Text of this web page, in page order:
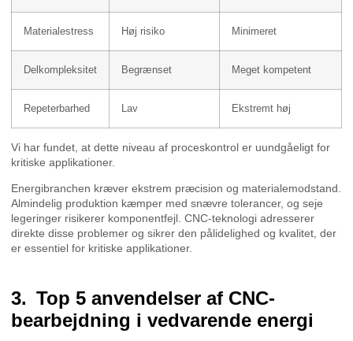
Materialestress Høj risiko Minimeret
Delkompleksitet Begrænset Meget kompetent
Repeterbarhed Lav Ekstremt høj
Vi har fundet, at dette niveau af proceskontrol er uundgåeligt for
kritiske applikationer.
Energibranchen kræver ekstrem præcision og materialemodstand.
Almindelig produktion kæmper med snævre tolerancer, og seje
legeringer risikerer komponentfejl. CNC-teknologi adresserer
direkte disse problemer og sikrer den pålidelighed og kvalitet, der
er essentiel for kritiske applikationer.
Top 5 anvendelser af CNC-
bearbejdning i vedvarende energi